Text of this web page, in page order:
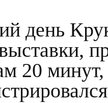
день
20 минут,